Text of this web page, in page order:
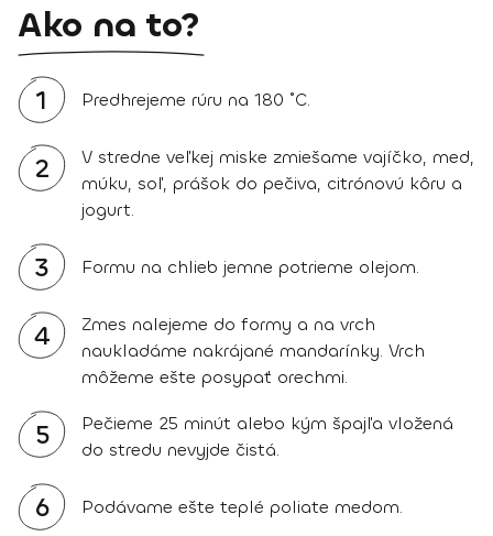
Ako na to?
1 Predhrejeme rúru na 180 ˚C.
2
V stredne veľkej miske zmiešame vajíčko, med,
múku, soľ, prášok do pečiva, citrónovú kôru a
jogurt.
3 Formu na chlieb jemne potrieme olejom.
4
Zmes nalejeme do formy a na vrch
naukladáme nakrájané mandarínky. Vrch
môžeme ešte posypať orechmi.
5
Pečieme 25 minút alebo kým špajľa vložená
do stredu nevyjde čistá.
6 Podávame ešte teplé poliate medom.